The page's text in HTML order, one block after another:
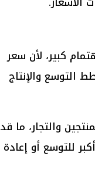
كبير، لأن سعر
التوسع والإنتاج
والتجار، ما قد
للتوسع أو إعادة